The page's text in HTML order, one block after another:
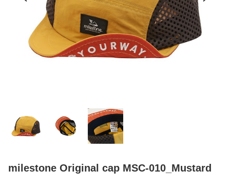
milestone Original cap MSC-010_Mustard